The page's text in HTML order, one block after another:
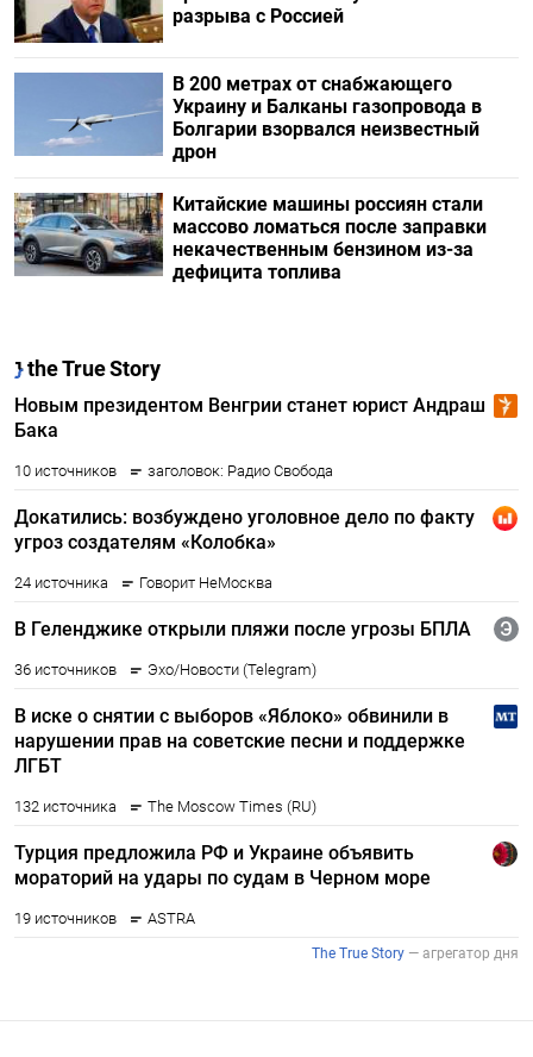
разрыва с Россией
В 200 метрах от снабжающего
Украину и Балканы газопровода в
Болгарии взорвался неизвестный
дрон
Китайские машины россиян стали
массово ломаться после заправки
некачественным бензином из-за
дефицита топлива